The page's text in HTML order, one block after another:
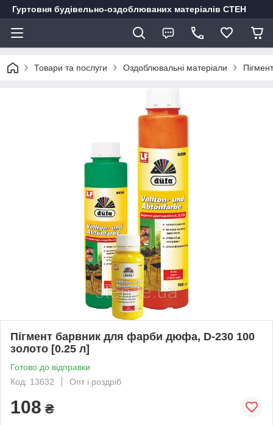
Гуртовня будівельно-оздоблюваних матеріалів СТЕН
Товари та послуги Оздоблювальні матеріали
Пігмент барвник для фарби дюфа, D-230 100
золото [0.25 л]
Готово до відправки
Код: 13632
Опт і роздріб
108 ₴